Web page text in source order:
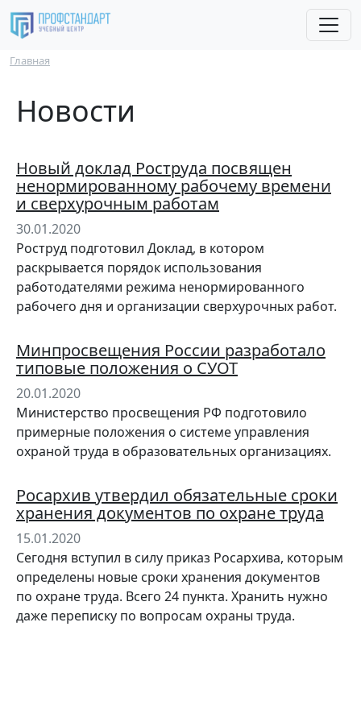
Перейти к основному содержанию
Строка навигации
Главная
Новости
Новый доклад Роструда посвящен
ненормированному рабочему времени
и сверхурочным работам
30.01.2020
Роструд подготовил Доклад, в котором
раскрывается порядок использования
работодателями режима ненормированного
рабочего дня и организации сверхурочных работ.
Минпросвещения России разработало
типовые положения о СУОТ
20.01.2020
Министерство просвещения РФ подготовило
примерные положения о системе управления
охраной труда в образовательных организациях.
Росархив утвердил обязательные сроки
хранения документов по охране труда
15.01.2020
Сегодня вступил в силу приказ Росархива, которым
определены новые сроки хранения документов
по охране труда. Всего 24 пункта. Хранить нужно
даже переписку по вопросам охраны труда.